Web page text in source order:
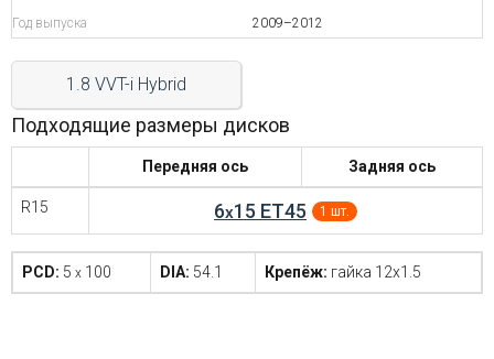
+7(812)317-
17-
Пн-
Пт:
до
Вс:
Год выпуска 2009–2012
1.8 VVT-i Hybrid
Подходящие размеры дисков
Передняя ось Задняя ось
R15 6x15 ET45 1 шт.
PCD: 5 x 100 DIA: 54.1 Крепёж: гайка 12x1.5